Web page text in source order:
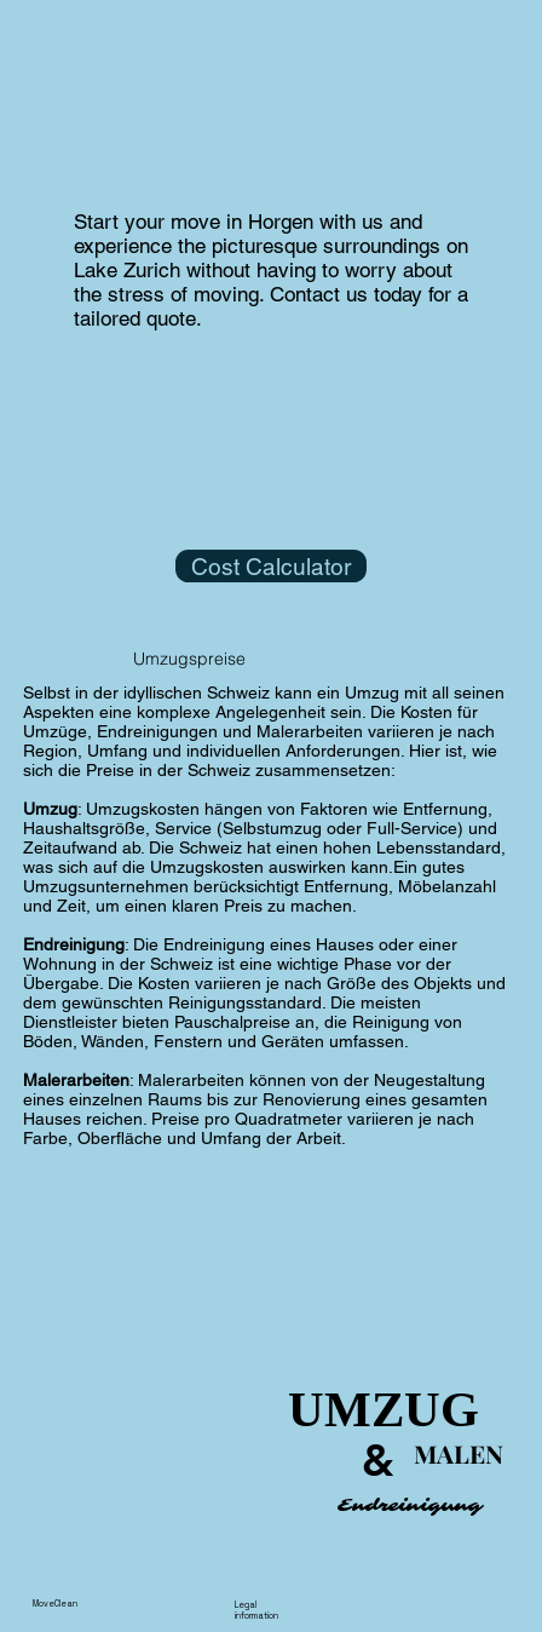
Start your move in Horgen with us and
experience the picturesque surroundings on
Lake Zurich without having to worry about
the stress of moving. Contact us today for a
tailored quote.
Cost Calculator
Selbst in der idyllischen Schweiz kann ein Umzug mit all seinen
Aspekten eine komplexe Angelegenheit sein. Die Kosten für
Umzüge, Endreinigungen und Malerarbeiten variieren je nach
Region, Umfang und individuellen Anforderungen. Hier ist, wie
sich die Preise in der Schweiz zusammensetzen:
Umzug: Umzugskosten hängen von Faktoren wie Entfernung,
Haushaltsgröße, Service (Selbstumzug oder Full-Service) und
Zeitaufwand ab. Die Schweiz hat einen hohen Lebensstandard,
was sich auf die Umzugskosten auswirken kann.Ein gutes
Umzugsunternehmen berücksichtigt Entfernung, Möbelanzahl
und Zeit, um einen klaren Preis zu machen.
Endreinigung: Die Endreinigung eines Hauses oder einer
Wohnung in der Schweiz ist eine wichtige Phase vor der
Übergabe. Die Kosten variieren je nach Größe des Objekts und
dem gewünschten Reinigungsstandard. Die meisten
Dienstleister bieten Pauschalpreise an, die Reinigung von
Böden, Wänden, Fenstern und Geräten umfassen.
Malerarbeiten: Malerarbeiten können von der Neugestaltung
eines einzelnen Raums bis zur Renovierung eines gesamten
Hauses reichen. Preise pro Quadratmeter variieren je nach
Farbe, Oberfläche und Umfang der Arbeit.
MALEN
MALEN
&
&
UMZUG
UMZUG
Endreinigung
Endreinigung
Umzugspreise
MoveClean
Legal
information